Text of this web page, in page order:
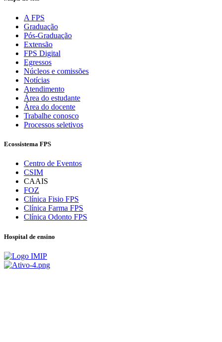
A FPS
Graduação
Pós-Graduação
Extensão
FPS Digital
Egressos
Núcleos e comissões
Notícias
Atendimento
Área do estudante
Área do docente
Trabalhe conosco
Processos seletivos
Ecossistema FPS
Centro de Eventos
CSIM
CAAIS
FOZ
Clínica Fisio FPS
Clínica Farma FPS
Clínica Odonto FPS
Hospital de ensino